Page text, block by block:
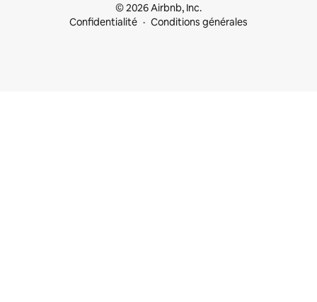
© 2026 Airbnb, Inc.
Confidentialité
Conditions générales